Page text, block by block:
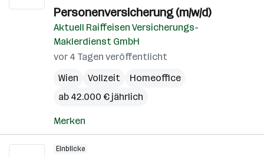
Personenversicherung (m/w/d)
Aktuell Raiffeisen Versicherungs-
Maklerdienst GmbH
vor 4 Tagen veröffentlicht
Wien
Vollzeit
Homeoffice
ab 42.000 € jährlich
Merken
Einblicke